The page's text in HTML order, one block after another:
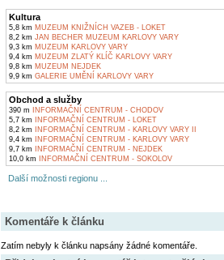
Kultura
5,8 km MUZEUM KNIŽNÍCH VAZEB - LOKET
8,2 km JAN BECHER MUZEUM KARLOVY VARY
9,3 km MUZEUM KARLOVY VARY
9,4 km MUZEUM ZLATÝ KLÍČ KARLOVY VARY
9,8 km MUZEUM NEJDEK
9,9 km GALERIE UMĚNÍ KARLOVY VARY
Obchod a služby
390 m INFORMAČNÍ CENTRUM - CHODOV
5,7 km INFORMAČNÍ CENTRUM - LOKET
8,2 km INFORMAČNÍ CENTRUM - KARLOVY VARY II
9,4 km INFORMAČNÍ CENTRUM - KARLOVY VARY
9,7 km INFORMAČNÍ CENTRUM - NEJDEK
10,0 km INFORMAČNÍ CENTRUM - SOKOLOV
Další možnosti regionu ...
Komentáře k článku
Zatím nebyly k článku napsány žádné komentáře.